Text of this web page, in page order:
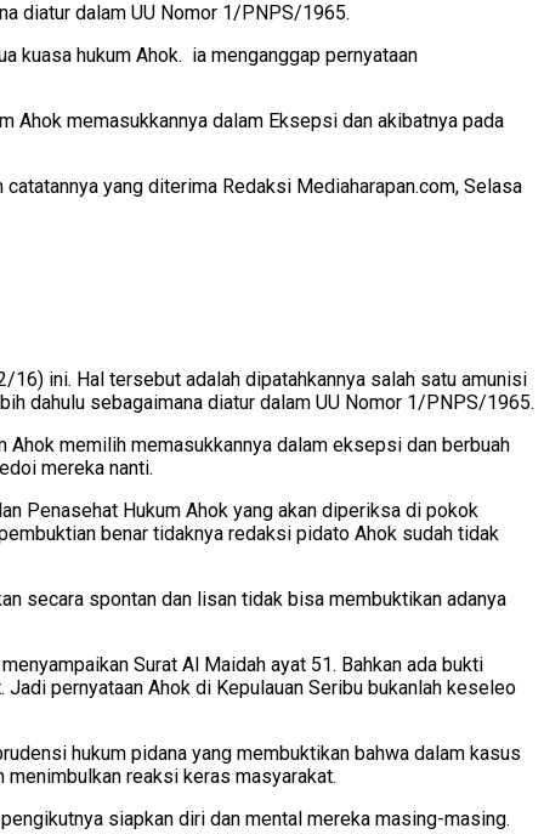
diatur dalam UU Nomor 1/PNPS/1965.
kuasa hukum Ahok. ia menganggap pernyataan
Ahok memasukkannya dalam Eksepsi dan akibatnya pada
yang diterima Redaksi Mediaharapan.com, Selasa
ini. Hal tersebut adalah dipatahkannya salah satu amunisi
dahulu sebagaimana diatur dalam UU Nomor 1/PNPS/1965.
Ahok memilih memasukkannya dalam eksepsi dan berbuah
mereka nanti.
Penasehat Hukum Ahok yang akan diperiksa di pokok
benar tidaknya redaksi pidato Ahok sudah tidak
secara spontan dan lisan tidak bisa membuktikan adanya
Surat Al Maidah ayat 51. Bahkan ada bukti
pernyataan Ahok di Kepulauan Seribu bukanlah keseleo
hukum pidana yang membuktikan bahwa dalam kasus
menimbulkan reaksi keras masyarakat.
siapkan diri dan mental mereka masing-masing.